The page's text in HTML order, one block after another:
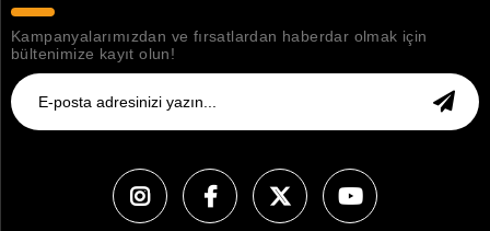
Kampanyalarımızdan ve fırsatlardan haberdar olmak için
bültenimize kayıt olun!